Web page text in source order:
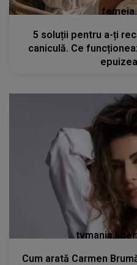
5 soluții pentru a-ți
caniculă. Ce
Cum arată Carmen